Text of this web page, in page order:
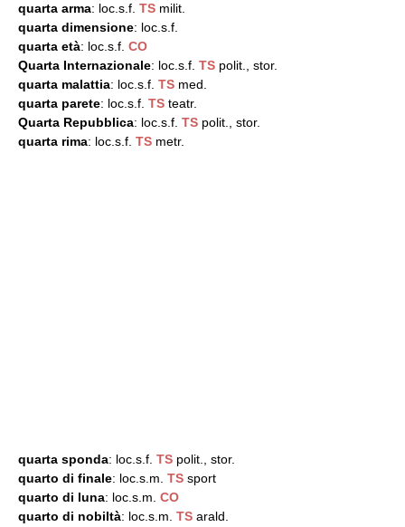
quarta arma: loc.s.f. TS milit.
quarta dimensione: loc.s.f.
quarta età: loc.s.f. CO
Quarta Internazionale: loc.s.f. TS polit., stor.
quarta malattia: loc.s.f. TS med.
quarta parete: loc.s.f. TS teatr.
Quarta Repubblica: loc.s.f. TS polit., stor.
quarta rima: loc.s.f. TS metr.
quarta sponda: loc.s.f. TS polit., stor.
quarto di finale: loc.s.m. TS sport
quarto di luna: loc.s.m. CO
quarto di nobiltà: loc.s.m. TS arald.